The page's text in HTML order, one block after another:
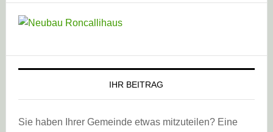
IHR BEITRAG
Sie haben Ihrer Gemeinde etwas mitzuteilen? Eine